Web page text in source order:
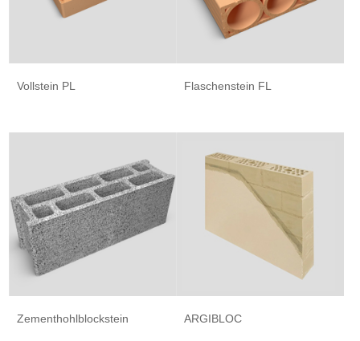
Vollstein PL Flaschenstein FL
Zementhohlblockstein ARGIBLOC